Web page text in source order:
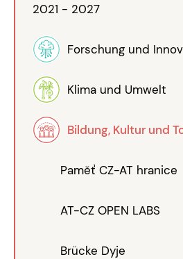
2021 - 2027
Forschung und
Klima und Umwelt
Bildung, Kultur und
Paměť CZ-AT hranice
AT-CZ OPEN LABS
Brücke Dyje